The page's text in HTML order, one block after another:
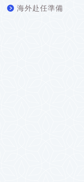
海外赴任準備